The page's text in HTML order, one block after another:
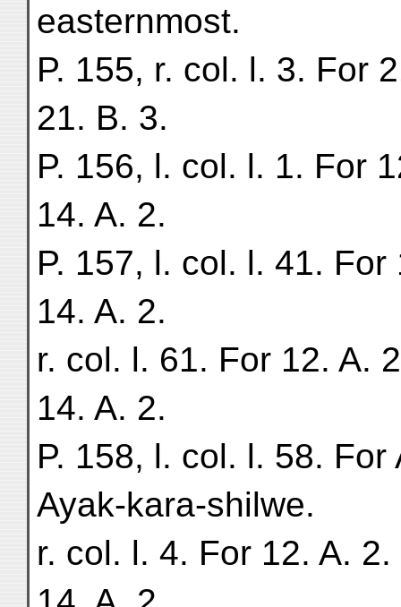
easternmost.
P. 155, r. col. l. 3. For
21. B. 3.
P. 156, l. col. l. 1. For
14. A. 2.
P. 157, l. col. l. 41. For
14. A. 2.
r. col. l. 61. For 12. A.
14. A. 2.
P. 158, l. col. l. 58.
Ayak-kara-shilwe.
r. col. l. 4. For 12. A. 2.